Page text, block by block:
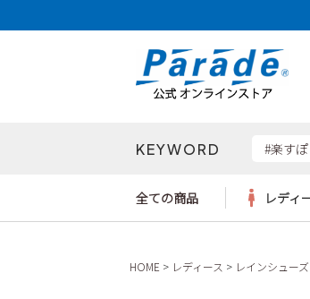
KEYWORD #楽すぽ
全ての商品 レディ
サンダル
サンダル
サンダル
レディース新入荷
レディースSALE
リュック
ケア用品
HOME レディース レインシューズ